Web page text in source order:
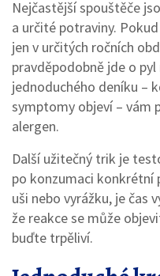
Nejčastější spouštěče
a určité potraviny.
jen v určitých ročních
pravděpodobně jde o
jednoduchého deníku –
symptomy objeví – vám
alergen.
Další užitečný trik je
po konzumaci konkrétní
uši nebo vyrážku, je čas
že reakce se může
buďte trpěliví.